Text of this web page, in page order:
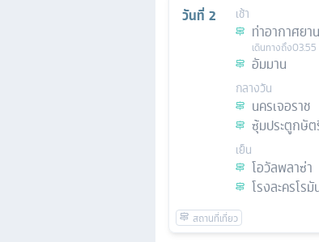
วันที่ 2 เช้า
ท่าอากาศยา
เดินทางถึง03.55
อัมมาน
กลางวัน
นครเจอราช
ซุ้มประตูกษัต
เย็น
โอวัลพลาซ่า
โรงละครโรมั